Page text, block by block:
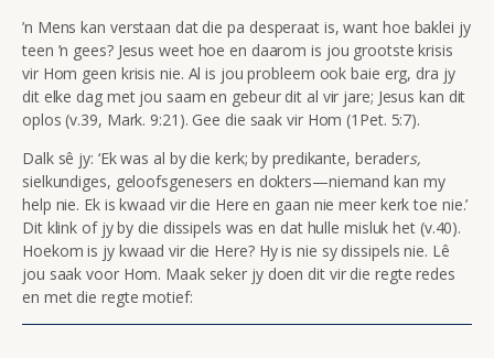
’n Mens kan verstaan dat diepa desperaat is, want hoe baklei jy
teen ’n gees? Jesus weet hoe en daarom is jou grootste krisis
vir Hom geen krisis nie. Al is jou probleem ook baie erg, dra jy
dit elke dag met jou saam en gebeur dit al vir jare; Jesus kan dit
oplos (v.39, Mark. 9:21). Gee die saak vir Hom (1Pet. 5:7).
Dalk sê jy: ‘Ek was al by die kerk; by predikante, beraders,
sielkundiges, geloofsgenesers en dokters—niemand kan my
help nie. Ek is kwaad vir die Here en gaan nie meer kerk toe nie.’
Dit klink of jy by die dissipels was en dat hulle misluk het (v.40).
Hoekom is jy kwaad vir die Here? Hy is nie sy dissipels nie. Lê
jou saak voor Hom. Maak seker jy doen dit vir die regte redes
en met die regte motief: